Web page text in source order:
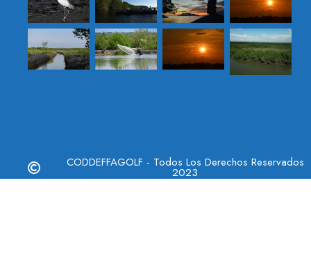
CODDEFFAGOLF - Todos Los Derechos Reservados
2023